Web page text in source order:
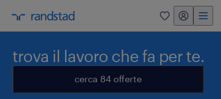
0 my randstad
trova il lavoro che fa per te.
cerca 84 offerte